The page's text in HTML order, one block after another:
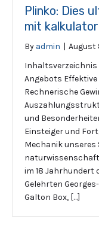
Plinko: Dies
mit
By admin | August
Inhaltsverzeichnis
Angebots
Rechnerische
und
Einsteiger und
Mechanik unseres
im 18 Jahrhundert
Gelehrten
Galton Box, […]